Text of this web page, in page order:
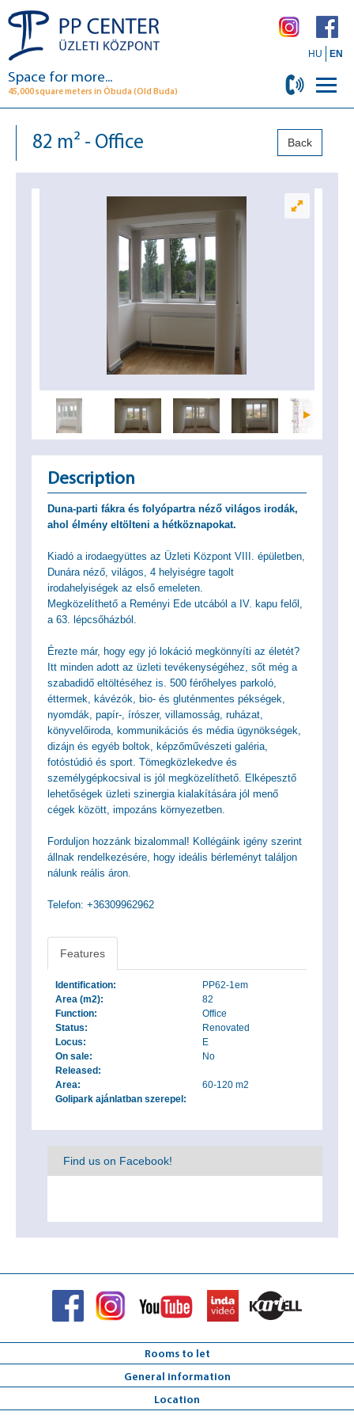
Space for more...
45,000 square meters in Óbuda (Old Buda)
HU EN
82 m² - Office Back
Description
Duna-parti fákra és folyópartra néző világos irodák,
ahol élmény eltölteni a hétköznapokat.
Kiadó a irodaegyüttes az Üzleti Központ VIII. épületben,
Dunára néző, világos, 4 helyiségre tagolt
irodahelyiségek az első emeleten.
Megközelíthető a Reményi Ede utcából a IV. kapu felől,
a 63. lépcsőházból.
Érezte már, hogy egy jó lokáció megkönnyíti az életét?
Itt minden adott az üzleti tevékenységéhez, sőt még a
szabadidő eltöltéséhez is. 500 férőhelyes parkoló,
éttermek, kávézók, bio- és gluténmentes pékségek,
nyomdák, papír-, írószer, villamosság, ruházat,
könyvelőiroda, kommunikációs és média ügynökségek,
dizájn és egyéb boltok, képzőművészeti galéria,
fotóstúdió és sport. Tömegközlekedve és
személygépkocsival is jól megközelíthető. Elképesztő
lehetőségek üzleti szinergia kialakítására jól menő
cégek között, impozáns környezetben.
Forduljon hozzánk bizalommal! Kollégáink igény szerint
állnak rendelkezésére, hogy ideális bérleményt találjon
nálunk reális áron.
Telefon: +36309962962
Features
Identification:
PP62-1em
Area (m2):
82
Function:
Office
Status:
Renovated
Locus:
E
On sale:
No
Released:
Area:
60-120 m2
Golipark ajánlatban szerepel:
Find us on Facebook!
Rooms to let
General information
Location